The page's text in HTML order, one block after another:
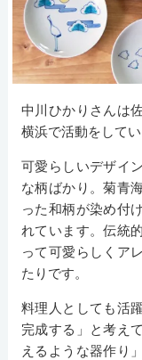
中川ひかりさんは
横浜で活動をして
可愛らしいデザイ
な柄ばかり。菊青
った和柄が染め付
れています。伝統
って可愛らしくア
たりです。
料理人としても活
完成する」と考え
えるような器作り